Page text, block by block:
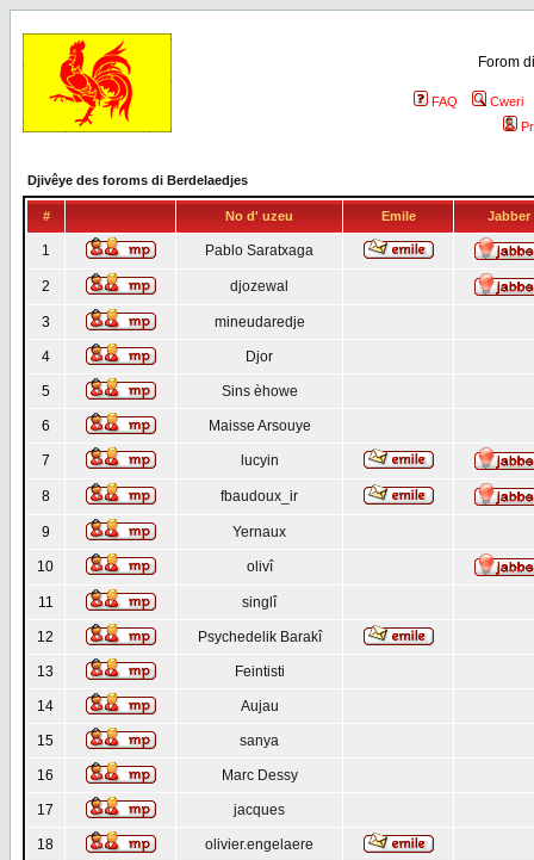
Forom
FAQ
Cweri
Djivêye des foroms di Berdelaedjes
# No d' uzeu Emile Jabber
1 Pablo Saratxaga
2 djozewal
3 mineudaredje
4 Djor
5 Sins èhowe
6 Maisse Arsouye
7 lucyin
8 fbaudoux_ir
9 Yernaux
10 olivî
11 singlî
12 Psychedelik Barakî
13 Feintisti
14 Aujau
15 sanya
16 Marc Dessy
17 jacques
18 olivier.engelaere